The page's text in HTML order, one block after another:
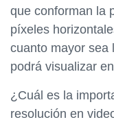
que conforman la
píxeles
cuanto mayor sea
podrá visualizar
¿Cuál es la
resolución en